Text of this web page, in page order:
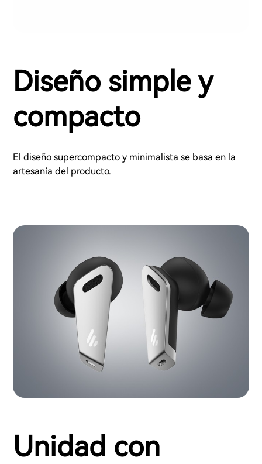
Diseño simple y
compacto
El diseño supercompacto y minimalista se basa en la
artesanía del producto.
Unidad con